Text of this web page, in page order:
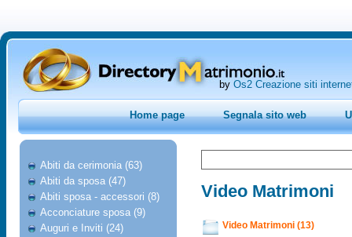
by Os2 Creazione siti
Home page Segnala sito web
Abiti da cerimonia (63)
Abiti da sposa (47)
Abiti sposa - accessori (8)
Acconciature sposa (9)
Auguri e Inviti (24)
Video Matrimoni
Video Matrimoni (13)